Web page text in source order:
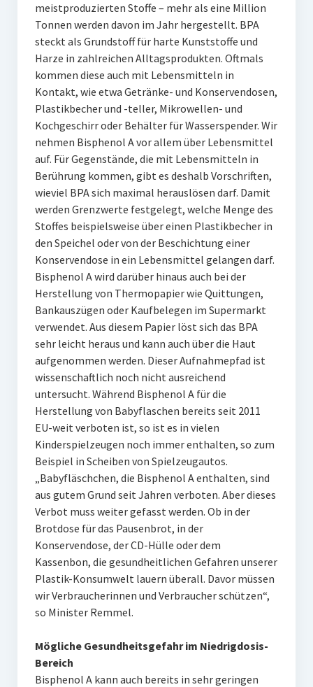
meistproduzierten Stoffe – mehr als eine Million
Tonnen werden davon im Jahr hergestellt. BPA
steckt als Grundstoff für harte Kunststoffe und
Harze in zahlreichen Alltagsprodukten. Oftmals
kommen diese auch mit Lebensmitteln in
Kontakt, wie etwa Getränke- und Konservendosen,
Plastikbecher und -teller, Mikrowellen- und
Kochgeschirr oder Behälter für Wasserspender. Wir
nehmen Bisphenol A vor allem über Lebensmittel
auf. Für Gegenstände, die mit Lebensmitteln in
Berührung kommen, gibt es deshalb Vorschriften,
wieviel BPA sich maximal herauslösen darf. Damit
werden Grenzwerte festgelegt, welche Menge des
Stoffes beispielsweise über einen Plastikbecher in
den Speichel oder von der Beschichtung einer
Konservendose in ein Lebensmittel gelangen darf.
Bisphenol A wird darüber hinaus auch bei der
Herstellung von Thermopapier wie Quittungen,
Bankauszügen oder Kaufbelegen im Supermarkt
verwendet. Aus diesem Papier löst sich das BPA
sehr leicht heraus und kann auch über die Haut
aufgenommen werden. Dieser Aufnahmepfad ist
wissenschaftlich noch nicht ausreichend
untersucht. Während Bisphenol A für die
Herstellung von Babyflaschen bereits seit 2011
EU-weit verboten ist, so ist es in vielen
Kinderspielzeugen noch immer enthalten, so zum
Beispiel in Scheiben von Spielzeugautos.
„Babyfläschchen, die Bisphenol A enthalten, sind
aus gutem Grund seit Jahren verboten. Aber dieses
Verbot muss weiter gefasst werden. Ob in der
Brotdose für das Pausenbrot, in der
Konservendose, der CD-Hülle oder dem
Kassenbon, die gesundheitlichen Gefahren unserer
Plastik-Konsumwelt lauern überall. Davor müssen
wir Verbraucherinnen und Verbraucher schützen“,
so Minister Remmel.
Mögliche Gesundheitsgefahr im Niedrigdosis-
Bereich
Bisphenol A kann auch bereits in sehr geringen